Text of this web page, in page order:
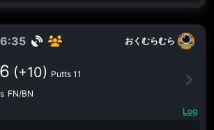
おくむらむら
(+10) Putts 11
FN/BN
Log